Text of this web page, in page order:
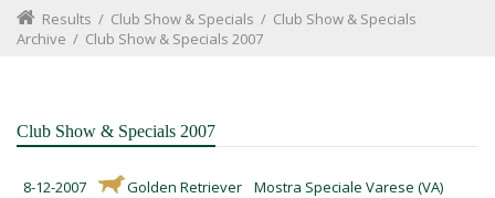
Results / Club Show & Specials / Club Show & Specials
Archive / Club Show & Specials 2007
Club Show & Specials 2007
8-12-2007 Golden Retriever
Mostra Speciale Varese (VA)